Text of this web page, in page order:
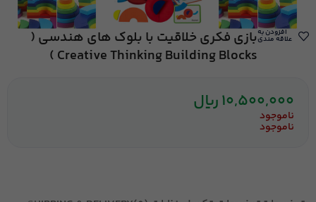
افزودن به
علاقه مندیبازی فکری خلاقیت با بلوک های هندسی (
Creative Thinking Building Blocks )
10,500,000ریال
ناموجود
ناموجود